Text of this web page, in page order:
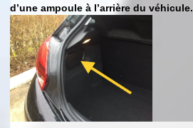
d’une ampoule à l’arrière du véhicule.